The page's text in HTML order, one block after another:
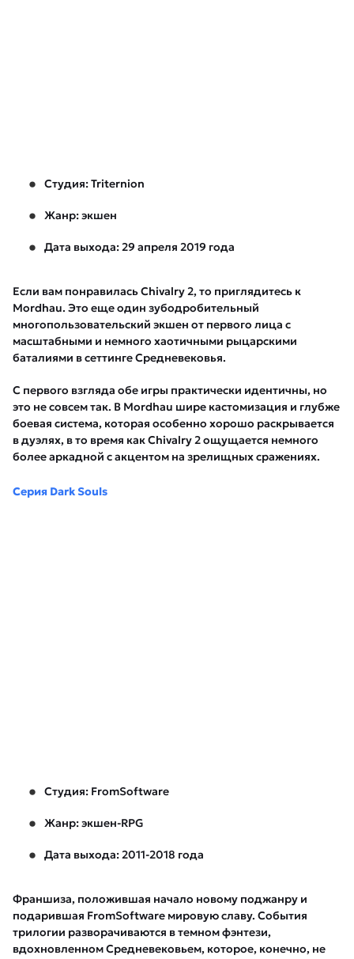
Студия: Triternion
Жанр: экшен
Дата выхода: 29 апреля 2019 года
Если вам понравилась Chivalry 2, то приглядитесь к
Mordhau. Это еще один зубодробительный
многопользовательский экшен от первого лица с
масштабными и немного хаотичными рыцарскими
баталиями в сеттинге Средневековья.
С первого взгляда обе игры практически идентичны, но
это не совсем так. В Mordhau шире кастомизация и глубже
боевая система, которая особенно хорошо раскрывается
в дуэлях, в то время как Chivalry 2 ощущается немного
более аркадной с акцентом на зрелищных сражениях.
Серия Dark Souls
Студия: FromSoftware
Жанр: экшен-RPG
Дата выхода: 2011-2018 года
Франшиза, положившая начало новому поджанру и
подарившая FromSoftware мировую славу. События
трилогии разворачиваются в темном фэнтези,
вдохновленном Средневековьем, которое, конечно, не